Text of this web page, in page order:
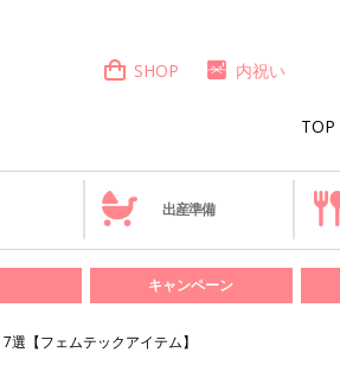
TOP
SHOP 内祝い
出産準備
キャンペーン
【フェムテックアイテム】